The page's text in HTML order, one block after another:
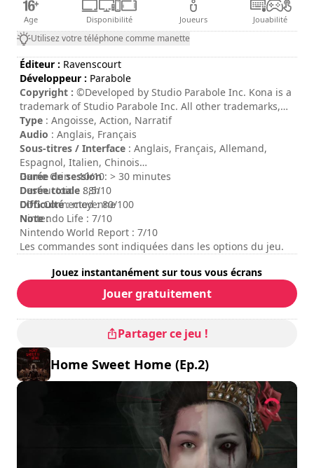
Age Disponibilité Joueurs Jouabilité
Utilisez votre téléphone comme manette
Éditeur : Ravenscourt
Développeur : Parabole
Copyright : ©Developed by Studio Parabole Inc. Kona is a
trademark of Studio Parabole Inc. All other trademarks,
logos and copyrights are property of their respective
owners. All rights reserved.
Type : Angoisse, Action, Narratif
Audio : Anglais, Français
Sous-titres / Interface : Anglais, Français, Allemand,
Espagnol, Italien, Chinois
Durée de session: > 30 minutes
Durée totale : 8h
Difficulté: moyenne
Note:
Game Grin : 10/10
Destructoid : 8,5/10
COG Connected : 80/100
Nintendo Life : 7/10
Nintendo World Report : 7/10
Les commandes sont indiquées dans les options du jeu.
Jouez instantanément sur tous vous écrans
Jouer gratuitement
Partager ce jeu !
Home Sweet Home (Ep.2)